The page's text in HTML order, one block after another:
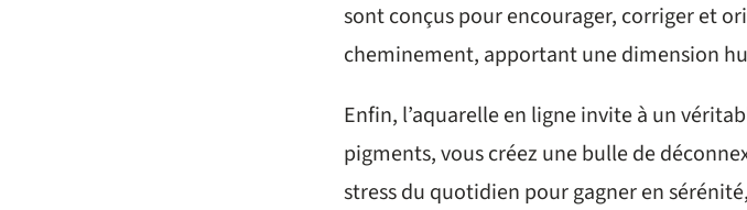
sont conçus pour encourager, corriger et
cheminement, apportant une dimension
Enfin, l’aquarelle en ligne invite à un
pigments, vous créez une bulle de
stress du quotidien pour gagner en